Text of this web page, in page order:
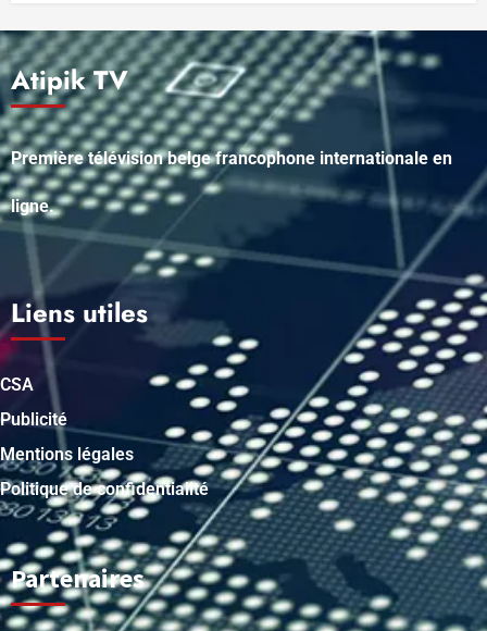
Atipik TV
Première télévision belge francophone internationale en
ligne.
Liens utiles
CSA
Publicité
Mentions légales
Politique de confidentialité
Partenaires